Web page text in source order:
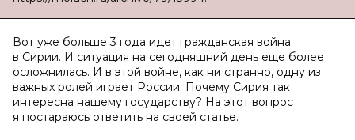
Вот уже больше 3 года идет гражданская война
в Сирии. И ситуация на сегодняшний день еще более
осложнилась. И в этой войне, как ни странно, одну из
важных ролей играет России. Почему Сирия так
интересна нашему государству? На этот вопрос
я постараюсь ответить на своей статье.